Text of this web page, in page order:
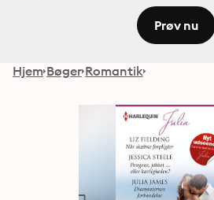
Prøv nu
Hjem Bøger Romantik